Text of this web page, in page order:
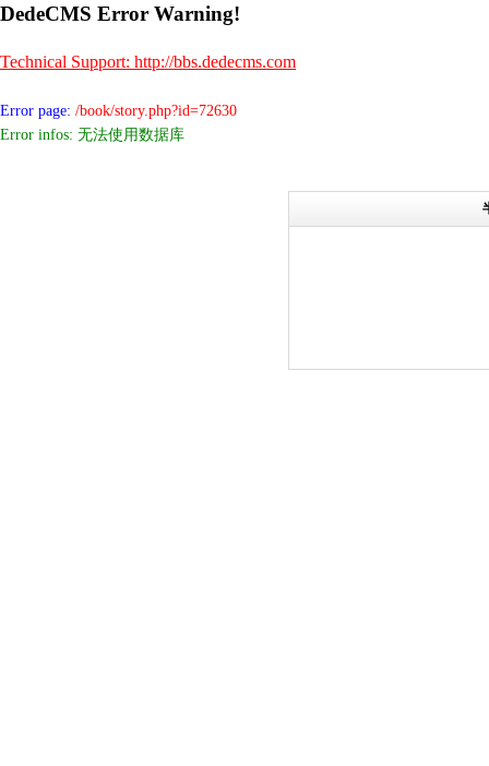
DedeCMS Error Warning!
Technical Support: http://bbs.dedecms.com
Error page: /book/story.php?id=72630
Error infos: 无法使用数据库